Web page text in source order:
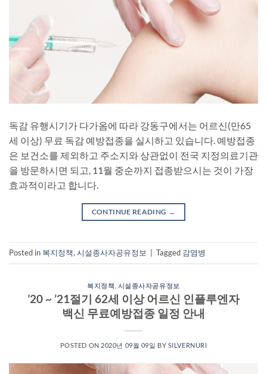
독감 유행시기가 다가옴에 따라 강동구에서는 어르신(만65
세 이상) 무료 독감 예방접종을 실시하고 있습니다. 예방접종
은 보건소를 제외하고 주소지와 상관없이 전국 지정의료기관
을 방문하시면 되고, 11월 중순까지 접종받으시는 것이 가장
효과적이라고 합니다.
CONTINUE READING →
Posted in 복지정책, 시설종사자공유정보 Tagged 감염병
복지정책 시설종사자공유정보
’20 ~ ’21절기 62세 이상 어르신 인플루엔자
백신 무료예방접종 일정 안내
POSTED ON 2020년 09월 09일 BY SILVERNURI